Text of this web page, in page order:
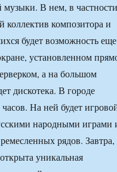
музыки. В нем, в
композитора и
будет возможность еще
установленном
а на большом
дискотека. В городе
На ней будет
народными играми
рядов. Завтра,
уникальная